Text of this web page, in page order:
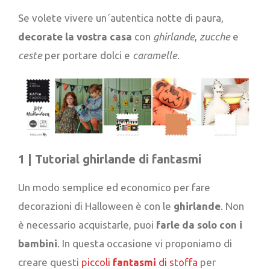
Se volete vivere un´autentica notte di paura,
decorate la vostra casa con ghirlande, zucchee
cesteper portare dolci e caramelle.
1 | Tutorial ghirlande di fantasmi
Un modo semplice ed economico per fare
decorazioni di Halloween è con le ghirlande. Non
è necessario acquistarle, puoi farle da solo con i
bambini. In questa occasione vi proponiamo di
creare questi piccoli fantasmi di stoffa per